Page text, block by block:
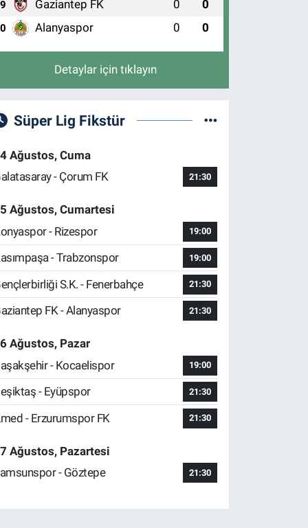
9 Gaziantep FK 0 0
Alanyaspor 0 0
Detaylar için tıklayın
Süper Lig Fikstür
Ağustos, Cuma
- Çorum FK
21:30
Ağustos, Cumartesi
- Rizespor
19:00
- Trabzonspor 19:00
S.K. - Fenerbahçe 21:30
FK - Alanyaspor 21:30
Ağustos, Pazar
- Kocaelispor
19:00
- Eyüpspor 21:30
- Erzurumspor FK 21:30
Ağustos, Pazartesi
- Göztepe
21:30